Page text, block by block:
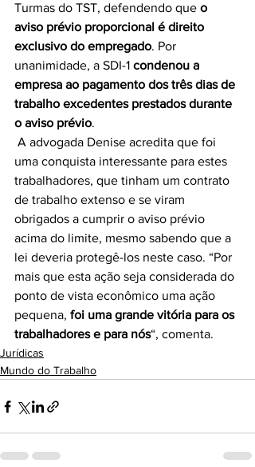
Turmas do TST, defendendo que o
aviso prévio proporcional é direito
exclusivo do empregado. Por
unanimidade, a SDI-1 condenou a
empresa ao pagamento dos três dias de
trabalho excedentes prestados durante
o aviso prévio.
uma conquista interessante para estes
trabalhadores, que tinham um contrato
de trabalho extenso e se viram
obrigados a cumprir o aviso prévio
acima do limite, mesmo sabendo que a
lei deveria protegê-los neste caso. “Por
mais que esta ação seja considerada do
ponto de vista econômico uma ação
pequena, foi uma grande vitória para os
trabalhadores e para nós“, comenta.
Jurídicas
Mundo do Trabalho